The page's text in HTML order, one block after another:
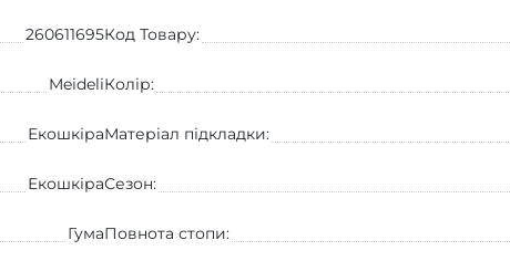
260611695Код Товару:
MeideliКолір:
ЕкошкіраМатеріал підкладки:
ЕкошкіраСезон:
ГумаПовнота стопи: